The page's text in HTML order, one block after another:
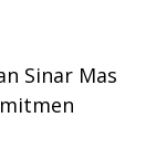
Sinar Mas